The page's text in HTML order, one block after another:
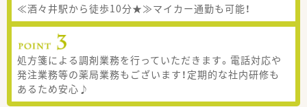
≪酒々井駅から徒歩10分★≫マイカー通勤も可能！
処方箋による調剤業務を行っていただきます。電話対応や
発注業務等の薬局業務もございます！定期的な社内研修も
あるため安心♪